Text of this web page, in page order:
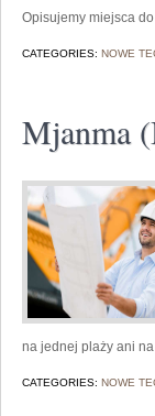
Opisujemy miejsca
CATEGORIES: NOWE
Mjanma
na jednej plaży ani
CATEGORIES: NOWE